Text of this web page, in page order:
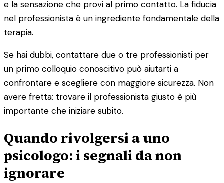
e la sensazione che provi al primo contatto. La fiducia
nel professionista è un ingrediente fondamentale della
terapia.
Se hai dubbi, contattare due o tre professionisti per
un primo colloquio conoscitivo può aiutarti a
confrontare e scegliere con maggiore sicurezza. Non
avere fretta: trovare il professionista giusto è più
importante che iniziare subito.
Quando rivolgersi a uno
psicologo: i segnali da non
ignorare